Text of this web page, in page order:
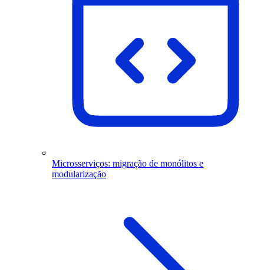
Microsserviços: migração de monólitos e
modularização